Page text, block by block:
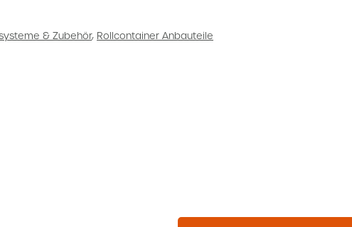
& Zubehör, Rollcontainer Anbauteile